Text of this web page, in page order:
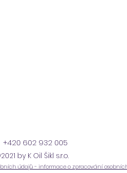
+420 602 932 005
by K Oil Šikl s.r.o.
údajů - informace o zpracování